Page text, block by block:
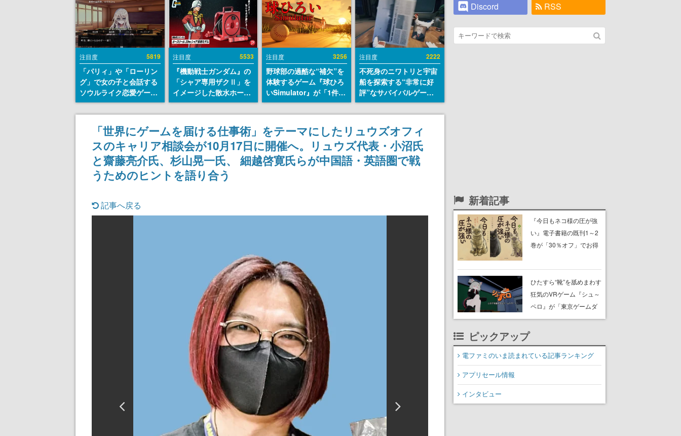
注目度 5819
「パリィ」や「ローリン
グ」で女の子と会話する
ソウルライク恋愛ゲーム
『小早川さんはソウルラ
イク』無料公開。返事に
失敗すると「YOU
DIED」
注目度 5533
『機動戦士ガンダム』の
「シャア専用ザクⅡ」を
イメージした散水ホース
リールが予約開始。本体
にはシャアのパーソナル
マークやジオン公国軍の
エンブレム、型式番号な
どを配置
注目度 3256
野球部の過酷な“補欠”を
体験するゲーム『球ひろ
いSimulator』が「1件」
のウィッシュリストをも
とにチェコ語に対応し
SNSで話題に。『キング
ダム・カム』開発元やチ
ェコのプロ野球選手から
称賛の声
注目度 2222
不死身のニワトリと宇宙
船を探索する“非常に好
評”なサバイバルゲーム
『Breathedge』が無料
で配布中。入手できる期
間は8月10日まで
「世界にゲームを届ける仕事術」をテーマにしたリュウズオフィ
スのキャリア相談会が10月17日に開催へ。リュウズ代表・小沼氏
と齋藤亮介氏、杉山晃一氏、 細越啓寛氏らが中国語・英語圏で戦
うためのヒントを語り合う
記事へ戻る
Discord
RSS
新着記事
『今日もネコ様の圧が強
い』電子書籍の既刊1～2
巻が「30％オフ」でお得
たネコたちと、ネコを溺
愛する人間のすれ違いを
描く
ひたすら“靴”を舐めまわす
狂気のVRゲーム『シュ～
ペロ』が「東京ゲームダ
ンジョン」に展示中。キ
前のめり。公式アカウン
トも開設され、2026年リ
ピックアップ
電ファミのいま読まれている記事ランキング
アプリセール情報
インタビュー